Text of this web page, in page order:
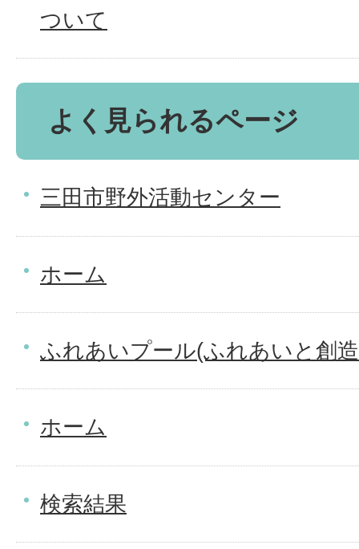
ついて
よく見られるページ
三田市野外活動センター
ホーム
ふれあいプール(ふれあいと創
ホーム
検索結果